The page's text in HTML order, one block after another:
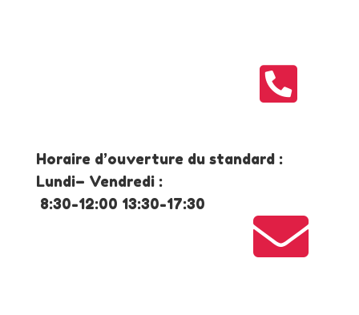

Horaire d’ouverture du standard :
Lundi– Vendredi :
8:30-12:00 13:30-17:30
